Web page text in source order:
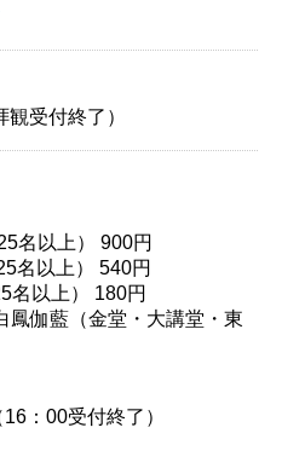
受付終了）
以上） 900円
以上） 540円
以上） 180円
伽藍（金堂・大講堂・東
：00受付終了）